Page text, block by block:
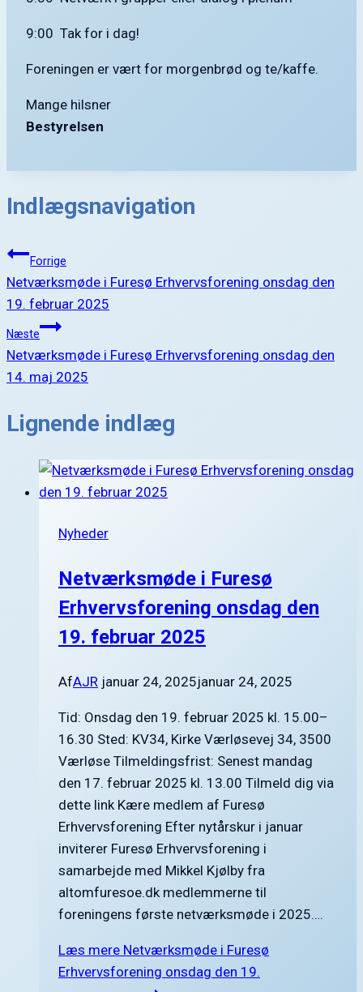
9:00 Tak for i dag!
Foreningen er vært for morgenbrød og te/kaffe.
Mange hilsner
Bestyrelsen
Indlægsnavigation
Forrige
Netværksmøde i Furesø Erhvervsforening onsdag den
19. februar 2025
Næste
Netværksmøde i Furesø Erhvervsforening onsdag den
14. maj 2025
Lignende indlæg
Nyheder
Netværksmøde i Furesø
Erhvervsforening onsdag den
19. februar 2025
AfAJR januar 24, 2025januar 24, 2025
Tid: Onsdag den 19. februar 2025 kl. 15.00–
16.30 Sted: KV34, Kirke Værløsevej 34, 3500
Værløse Tilmeldingsfrist: Senest mandag
den 17. februar 2025 kl. 13.00 Tilmeld dig via
dette link Kære medlem af Furesø
Erhvervsforening Efter nytårskur i januar
inviterer Furesø Erhvervsforening i
samarbejde med Mikkel Kjølby fra
altomfuresoe.dk medlemmerne til
foreningens første netværksmøde i 2025….
Læs mere Netværksmøde i Furesø
Erhvervsforening onsdag den 19.